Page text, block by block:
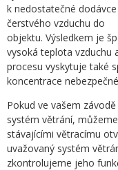
k nedostatečné dodávce
čerstvého vzduchu do
objektu. Výsledkem je
vysoká teplota vzduchu
procesu vyskytuje také
koncentrace
Pokud ve vašem
systém větrání,
stávajícími větracímu
uvažovaný systém
zkontrolujeme jeho